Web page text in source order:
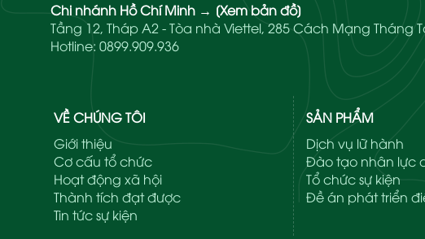
Chi nhánh Hồ Chí Minh → [Xem bản đồ]
Tầng 12, Tháp A2 - Tòa nhà Viettel, 285 Cách Mạng Tháng
Hotline: 0899.909.936
VỀ CHÚNG TÔI
Giới thiệu
Cơ cấu tổ chức
Hoạt động xã hội
Thành tích đạt được
Tin tức sự kiện
SẢN PHẨM
Dịch vụ lữ hành
Đào tạo nhân lực
Tổ chức sự kiện
Đề án phát triển